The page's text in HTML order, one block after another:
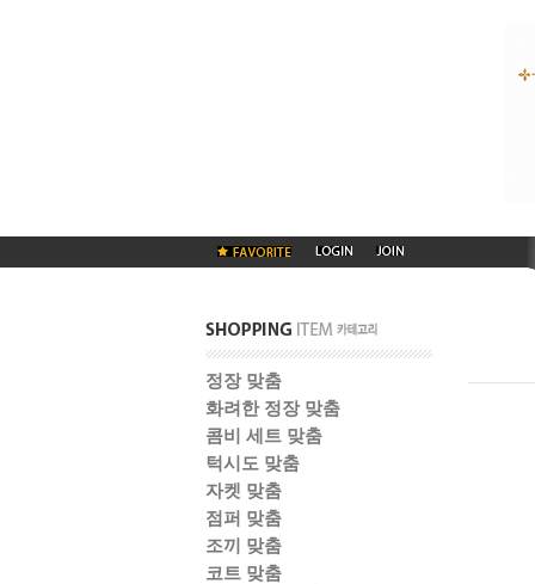
정장 맞춤
화려한 정장 맞춤
콤비 세트 맞춤
턱시도 맞춤
자켓 맞춤
점퍼 맞춤
조끼 맞춤
코트 맞춤